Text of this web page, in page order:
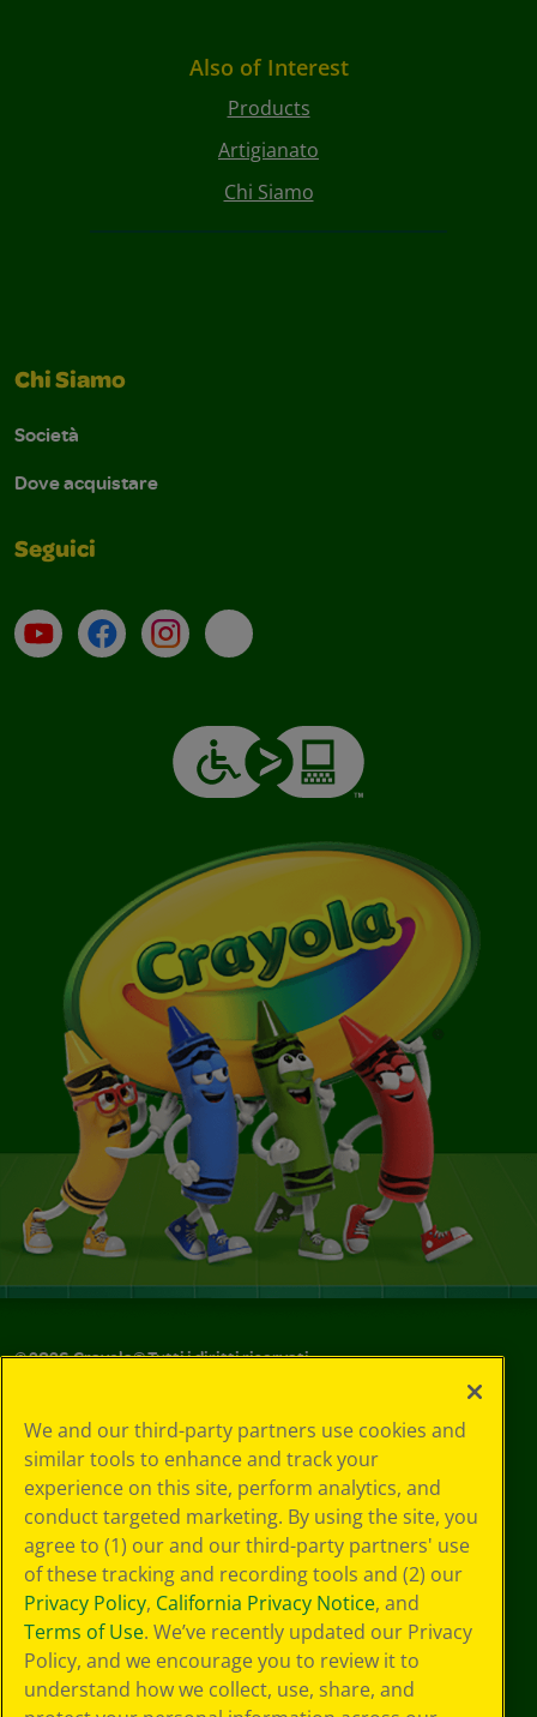
Also of Interest
Products
Artigianato
Chi Siamo
Chi Siamo
Società
Dove acquistare
Seguici
Su YouTube
ContattiProfilo Instagram
Email
©2026Crayola® Tutti i diritti riservati.
in materia di
privacy
Informativa sulla
privacy
Termini SMS
GDPR
Informativa sulla
privacy di CA
Technologies
Preferenze cookie
Condizioni d'uso
We and our third-party partners use cookies and
similar tools to enhance and track your
experience on this site, perform analytics, and
conduct targeted marketing. By using the site, you
agree to (1) our and our third-party partners' use
of these tracking and recording tools and (2) our
Privacy Policy, California Privacy Notice, and
Terms of Use. We’ve recently updated our Privacy
Policy, and we encourage you to review it to
understand how we collect, use, share, and